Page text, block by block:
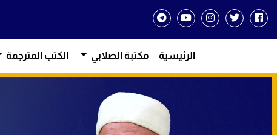
الرئيسية مكتبة الصلابي الكتب المترجمة